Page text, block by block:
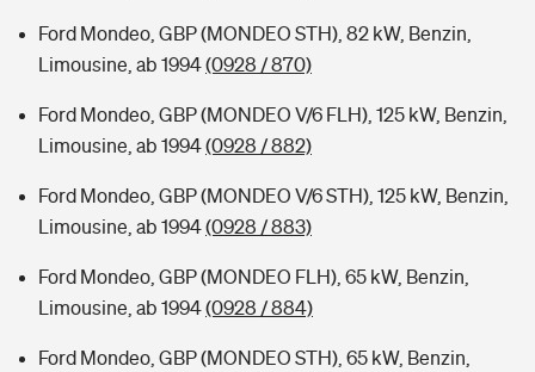
Ford Mondeo, GBP (MONDEO STH), 82 kW, Benzin,
Limousine, ab 1994(0928 / 870)
Ford Mondeo, GBP (MONDEO V/6 FLH), 125 kW, Benzin,
Limousine, ab 1994(0928 / 882)
Ford Mondeo, GBP (MONDEO V/6 STH), 125 kW, Benzin,
Limousine, ab 1994(0928 / 883)
Ford Mondeo, GBP (MONDEO FLH), 65 kW, Benzin,
Limousine, ab 1994(0928 / 884)
Ford Mondeo, GBP (MONDEO STH), 65 kW, Benzin,